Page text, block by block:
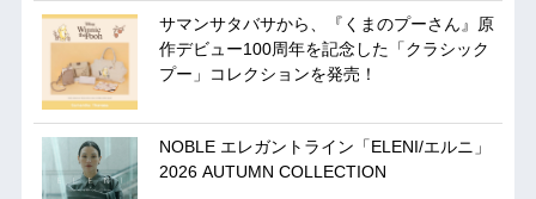
サマンサタバサから、『くまのプーさん』原
作デビュー100周年を記念した「クラシック
プー」コレクションを発売！
NOBLE エレガントライン「ELENI/エルニ」
2026 AUTUMN COLLECTION